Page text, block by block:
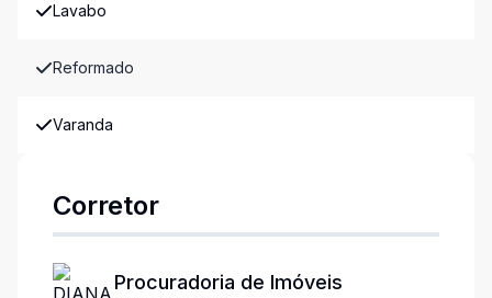
Lavabo
Reformado
Varanda
Corretor
Procuradoria de Imóveis